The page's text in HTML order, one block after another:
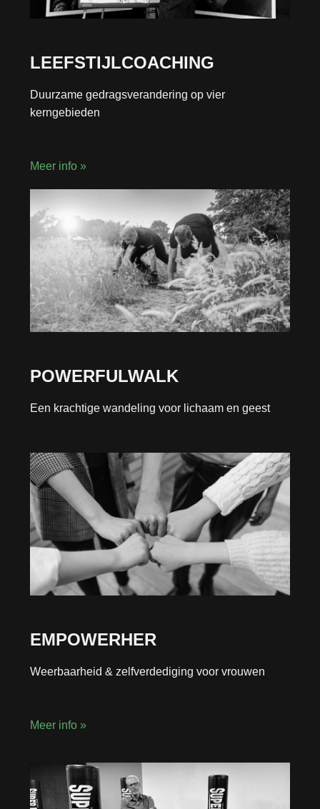
LEEFSTIJLCOACHING
Duurzame gedragsverandering op vier
kerngebieden
Meer info »
POWERFULWALK
Een krachtige wandeling voor lichaam en geest
EMPOWERHER
Weerbaarheid & zelfverdediging voor vrouwen
Meer info »